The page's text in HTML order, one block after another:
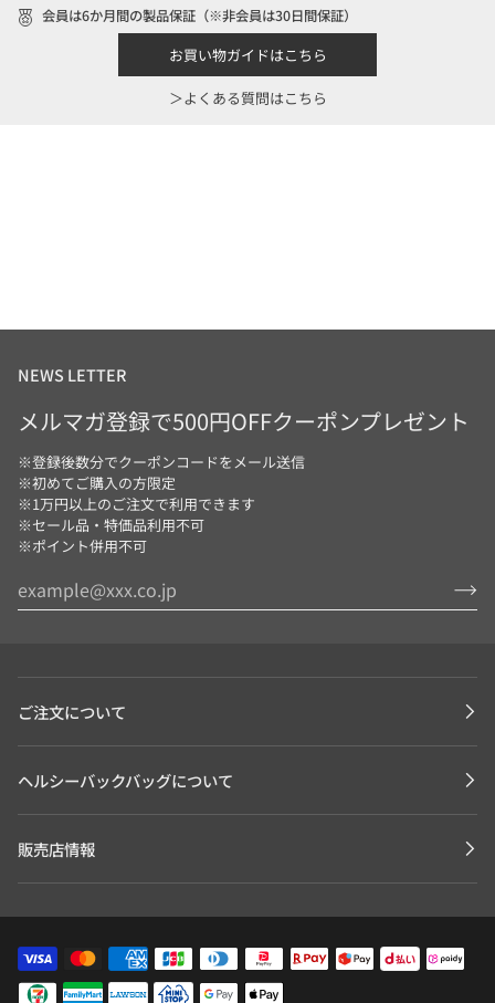
会員は6か月間の製品保証（※非会員は30日間保証）
お買い物ガイドはこちら
＞よくある質問はこちら
NEWS LETTER
メルマガ登録で500円OFFクーポンプレゼント
※登録後数分でクーポンコードをメール送信
※初めてご購入の方限定
※1万円以上のご注文で利用できます
※セール品・特価品利用不可
※ポイント併用不可
ご注文について
ヘルシーバックバッグについて
販売店情報